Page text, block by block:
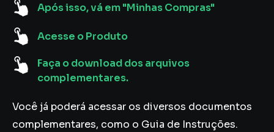
Após isso, vá em "Minhas Compras"
Acesse o Produto
Faça o download dos arquivos
complementares.
Você já poderá acessar os diversos documentos
complementares, como o Guia de Instruções.